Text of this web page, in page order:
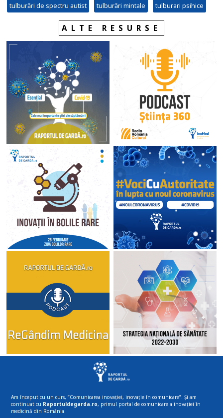
tulburări de spectru autist tulburări mintale tulburari psihice
ALTE RESURSE
Am început cu un curs, “Comunicarea inovației, inovație în comunicare”. Și am
continuat cu Raportuldegarda.ro, primul portal de comunicare a inovației în
medicină din România.